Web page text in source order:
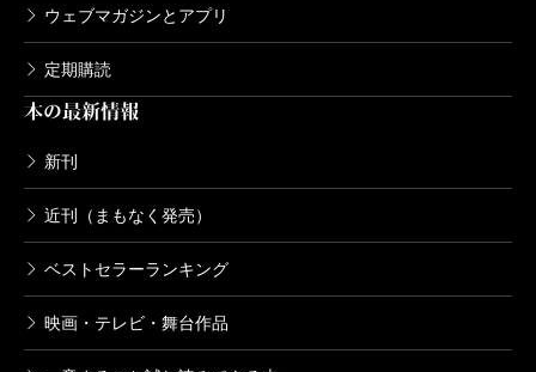
ウェブマガジンとアプリ
定期購読
本の最新情報
新刊
近刊（まもなく発売）
ベストセラーランキング
映画・テレビ・舞台作品